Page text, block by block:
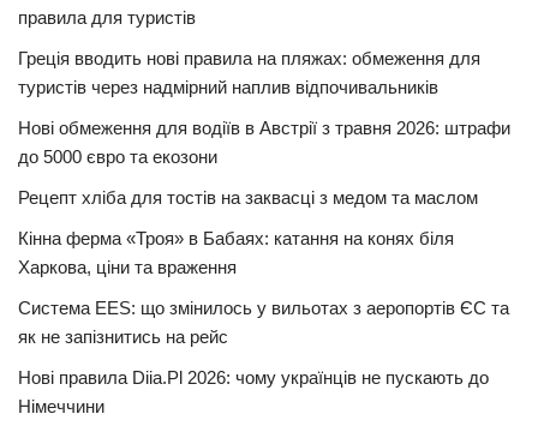
правила для туристів
Греція вводить нові правила на пляжах: обмеження для
туристів через надмірний наплив відпочивальників
Нові обмеження для водіїв в Австрії з травня 2026: штрафи
до 5000 євро та екозони
Рецепт хліба для тостів на заквасці з медом та маслом
Кінна ферма «Троя» в Бабаях: катання на конях біля
Харкова, ціни та враження
Система EES: що змінилось у вильотах з аеропортів ЄС та
як не запізнитись на рейс
Нові правила Diia.Pl 2026: чому українців не пускають до
Німеччини